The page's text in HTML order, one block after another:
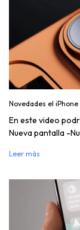
Novedades el iPhone
En este video
Nueva pantalla -
Leer más